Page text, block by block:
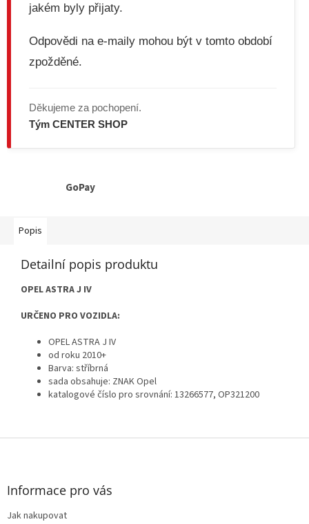
jakém byly přijaty.
Odpovědi na e-maily mohou být v tomto období
zpožděné.
Děkujeme za pochopení.
Tým CENTER SHOP
GoPay
Popis
Detailní popis produktu
OPEL ASTRA J IV
URČENO PRO VOZIDLA:
OPEL ASTRA J IV
od roku 2010+
Barva: stříbrná
sada obsahuje: ZNAK Opel
katalogové číslo pro srovnání: 13266577, OP321200
Z
Informace pro vás
Jak nakupovat